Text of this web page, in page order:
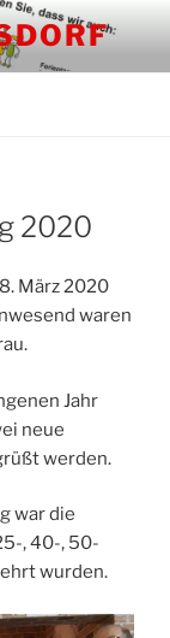
2020
März 2020
waren
Jahr
neue
werden.
war die
, 40-, 50-
wurden.